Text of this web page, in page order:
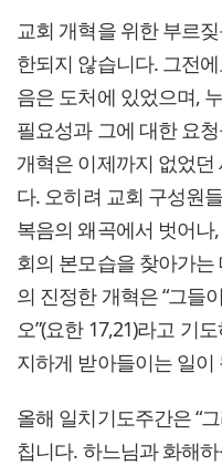
교회 개혁을 위한 부르
한되지 않습니다. 그전
음은 도처에 있었으며,
필요성과 그에 대한 요
개혁은 이제까지 없었
다. 오히려 교회 구성원
복음의 왜곡에서 벗어
회의 본모습을 찾아가
의 진정한 개혁은 “그들
오”(요한 17,21)라고 기
지하게 받아들이는 일이
올해 일치기도주간은 “
칩니다. 하느님과 화해